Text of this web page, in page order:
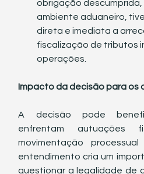
obrigação
ambiente aduaneiro,
direta e imediata a
fiscalização de tributos
operações.
Impacto da decisão para os
A decisão pode
enfrentam autuações
movimentação
entendimento cria um
questionar a legalidade de